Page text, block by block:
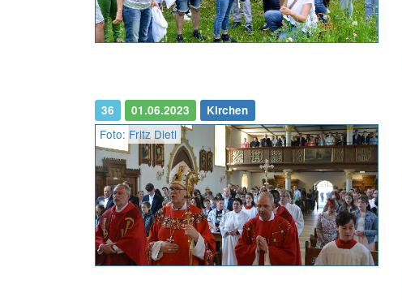
36 01.06.2023 Kirchen
Foto: Fritz Dietl